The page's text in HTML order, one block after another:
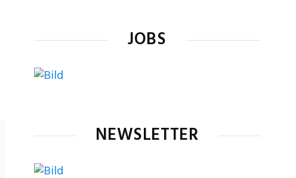
JOBS
NEWSLETTER